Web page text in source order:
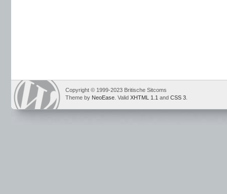
Copyright © 1999-2023 Britische Sitcoms
Theme by NeoEase . Valid XHTML 1.1 and CSS 3